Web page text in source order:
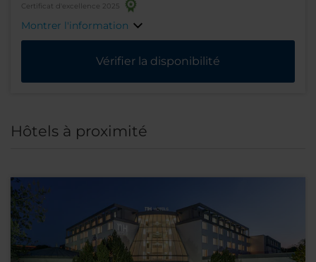
Certificat d'excellence 2025
Montrer l'information
Vérifier la disponibilité
Hôtels à proximité